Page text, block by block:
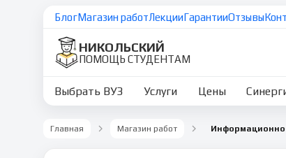
БлогМагазин работЛекцииГарантииОтзывы
НИКОЛЬСКИЙ
ПОМОЩЬ СТУДЕНТАМ
Выбрать ВУЗ Услуги Цены
Главная Магазин работ